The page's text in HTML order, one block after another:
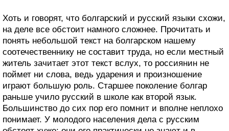
Хоть и говорят, что болгарский и русский языки схожи,
на деле все обстоит намного сложнее. Прочитать и
понять небольшой текст на болгарском нашему
соотечественнику не составит труда, но если местный
житель зачитает этот текст вслух, то россиянин не
поймет ни слова, ведь ударения и произношение
играют большую роль. Старшее поколение болгар
раньше учило русский в школе как второй язык.
Большинство до сих пор его помнит и вполне неплохо
понимает. У молодого населения дела с русским